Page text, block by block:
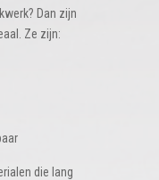
Dan zijn
Ze zijn:
die lang